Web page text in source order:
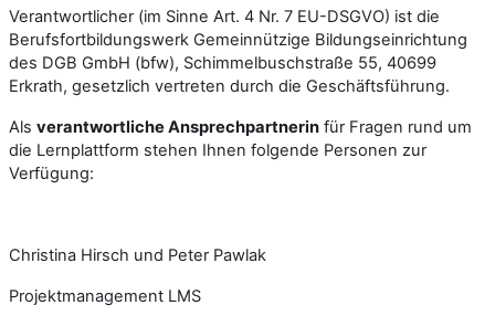
Verantwortlicher (im Sinne Art. 4 Nr. 7 EU-DSGVO) ist die
Berufsfortbildungswerk Gemeinnützige Bildungseinrichtung
des DGB GmbH (bfw), Schimmelbuschstraße 55, 40699
Erkrath, gesetzlich vertreten durch die Geschäftsführung.
Als verantwortliche Ansprechpartnerin für Fragen rund um
die Lernplattform stehen Ihnen folgende Personen zur
Verfügung:
Christina Hirsch und Peter Pawlak
Projektmanagement LMS